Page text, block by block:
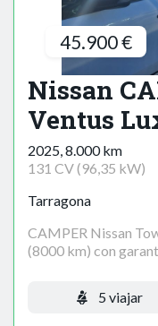
45.900 €
Nissan
Ventus
2025, 8.000 km
131 CV (96,35 kW)
Tarragona
CAMPER Nissan
(8000 km) con
5 viajar